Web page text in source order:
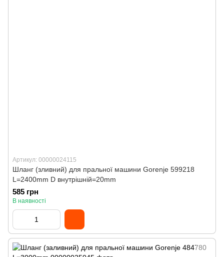
Артикул: 00000024115
Шланг (зливний) для пральної машини Gorenje 599218
L=2400mm D внутрішній=20mm
585 грн
В наявності